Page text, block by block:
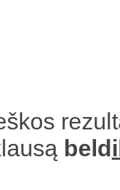
beld